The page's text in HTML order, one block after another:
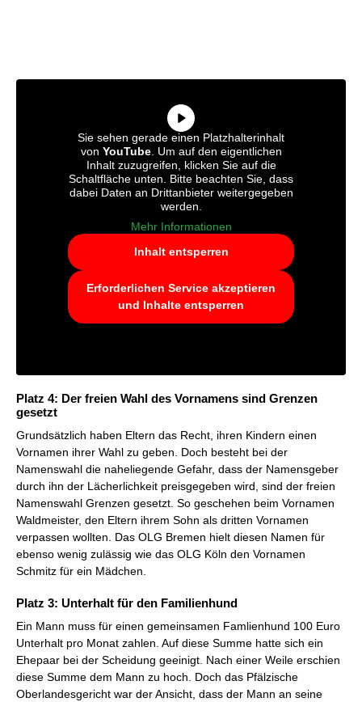
Sie sehen gerade einen Platzhalterinhalt
von YouTube. Um auf den eigentlichen
Inhalt zuzugreifen, klicken Sie auf die
Schaltfläche unten. Bitte beachten Sie, dass
dabei Daten an Drittanbieter weitergegeben
werden.
Mehr Informationen
Inhalt entsperren
Erforderlichen Service akzeptieren
und Inhalte entsperren
Platz 4: Der freien Wahl des Vornamens sind Grenzen
gesetzt
Grundsätzlich haben Eltern das Recht, ihren Kindern einen
Vornamen ihrer Wahl zu geben. Doch besteht bei der
Namenswahl die naheliegende Gefahr, dass der Namensgeber
durch ihn der Lächerlichkeit preisgegeben wird, sind der freien
Namenswahl Grenzen gesetzt. So geschehen beim Vornamen
Waldmeister, den Eltern ihrem Sohn als dritten Vornamen
verpassen wollten. Das OLG Bremen hielt diesen Namen für
ebenso wenig zulässig wie das OLG Köln den Vornamen
Schmitz für ein Mädchen.
Platz 3: Unterhalt für den Familienhund
Ein Mann muss für einen gemeinsamen Famlienhund 100 Euro
Unterhalt pro Monat zahlen. Auf diese Summe hatte sich ein
Ehepaar bei der Scheidung geeinigt. Nach einer Weile erschien
diese Summe dem Mann zu hoch. Doch das Pfälzische
Oberlandesgericht war der Ansicht, dass der Mann an seine